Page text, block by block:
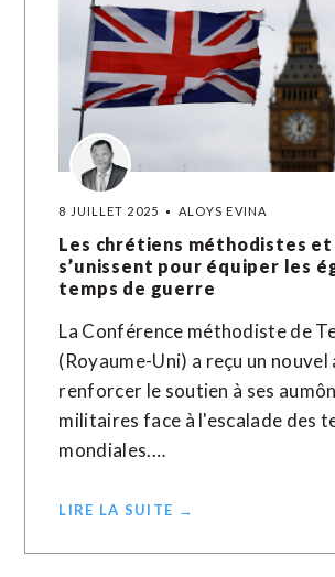
8 JUILLET 2025 ALOYS EVINA
Les chrétiens méthodistes et
s’unissent pour équiper les
temps de guerre
La Conférence méthodiste de
(Royaume-Uni) a reçu un nouvel
renforcer le soutien à ses
militaires face à l'escalade des
mondiales.…
LIRE LA SUITE →